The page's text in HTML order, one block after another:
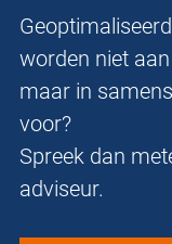
worden niet
maar in
voor?
Spreek dan
adviseur.